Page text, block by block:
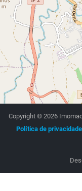
Copyright © 2026
Política de privacidade